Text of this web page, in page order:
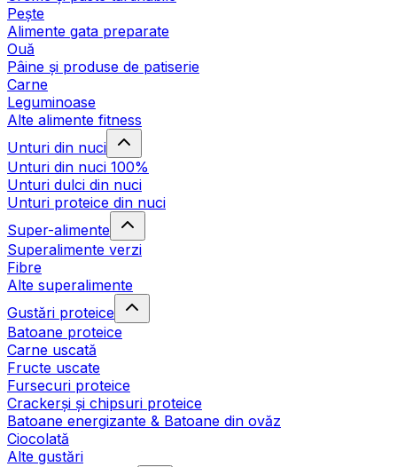
Pește
Alimente gata preparate
Ouă
Pâine și produse de patiserie
Carne
Leguminoase
Alte alimente fitness
Unturi din nuci
Unturi din nuci 100%
Unturi dulci din nuci
Unturi proteice din nuci
Super-alimente
Superalimente verzi
Fibre
Alte superalimente
Gustări proteice
Batoane proteice
Carne uscată
Fructe uscate
Fursecuri proteice
Crackerși și chipsuri proteice
Batoane energizante & Batoane din ovăz
Ciocolată
Alte gustări